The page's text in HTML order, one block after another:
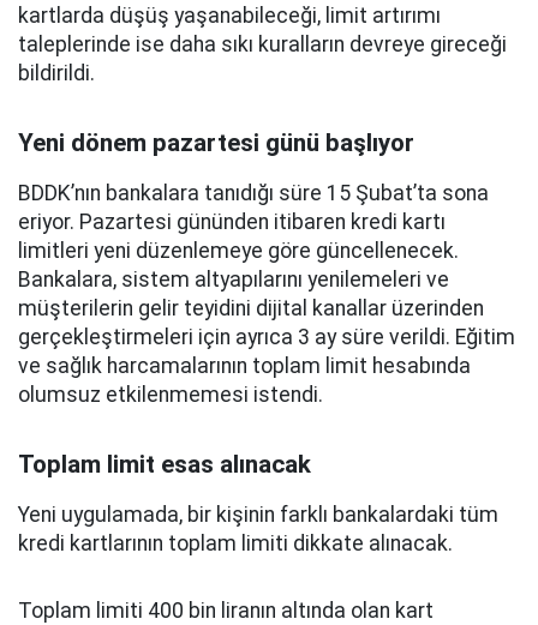
kartlarda düşüş yaşanabileceği, limit artırımı
taleplerinde ise daha sıkı kuralların devreye gireceği
bildirildi.
Yeni dönem pazartesi günü başlıyor
BDDK’nın bankalara tanıdığı süre 15 Şubat’ta sona
eriyor. Pazartesi gününden itibaren kredi kartı
limitleri yeni düzenlemeye göre güncellenecek.
Bankalara, sistem altyapılarını yenilemeleri ve
müşterilerin gelir teyidini dijital kanallar üzerinden
gerçekleştirmeleri için ayrıca 3 ay süre verildi. Eğitim
ve sağlık harcamalarının toplam limit hesabında
olumsuz etkilenmemesi istendi.
Toplam limit esas alınacak
Yeni uygulamada, bir kişinin farklı bankalardaki tüm
kredi kartlarının toplam limiti dikkate alınacak.
Toplam limiti 400 bin liranın altında olan kart